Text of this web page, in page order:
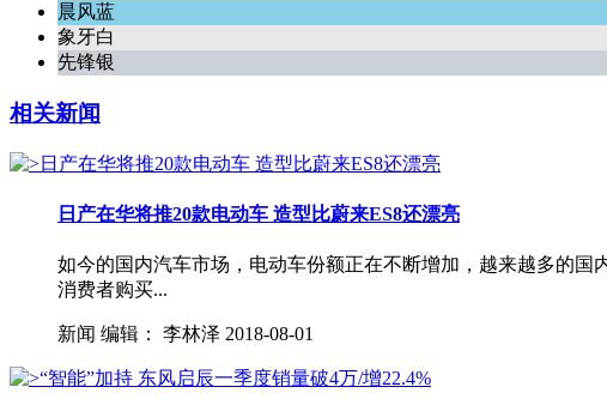
晨风蓝
象牙白
先锋银
相关新闻
日产在华将推20款电动车 造型比蔚来ES8还漂亮
如今的国内汽车市场，电动车份额正在不断增加，越来越多的
消费者购买...
新闻 编辑： 李林泽 2018-08-01